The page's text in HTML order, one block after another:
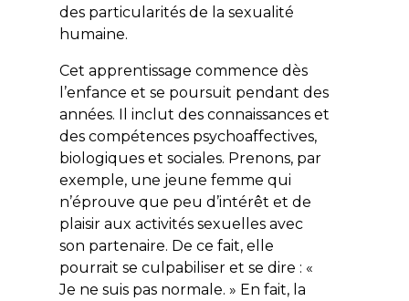
des particularités de la sexualité
humaine.
Cet apprentissage commence dès
l’enfance et se poursuit pendant des
années. Il inclut des connaissances et
des compétences psychoaffectives,
biologiques et sociales. Prenons, par
exemple, une jeune femme qui
n’éprouve que peu d’intérêt et de
plaisir aux activités sexuelles avec
son partenaire. De ce fait, elle
pourrait se culpabiliser et se dire : «
Je ne suis pas normale. » En fait, la